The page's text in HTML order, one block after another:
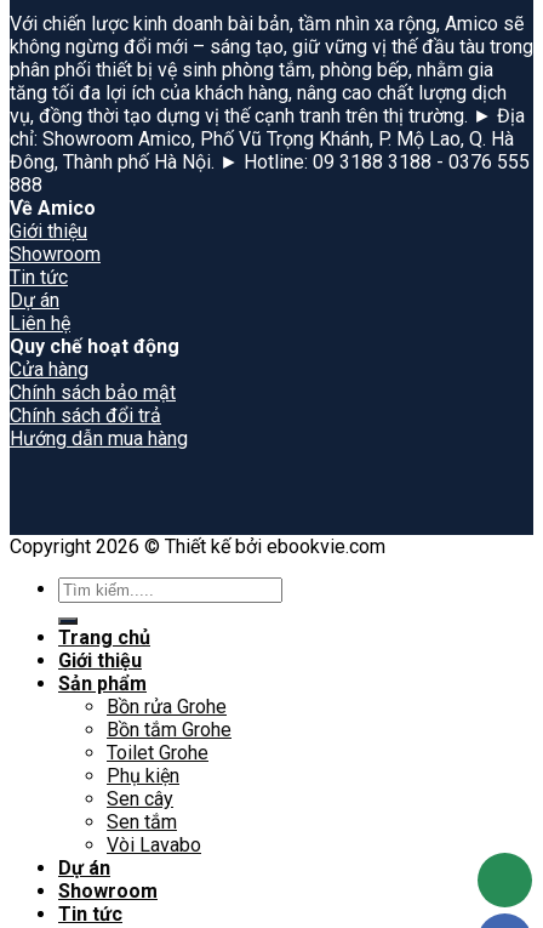
Với chiến lược kinh doanh bài bản, tầm nhìn xa rộng, Amico sẽ
không ngừng đổi mới – sáng tạo, giữ vững vị thế đầu tàu trong
phân phối thiết bị vệ sinh phòng tắm, phòng bếp, nhằm gia
tăng tối đa lợi ích của khách hàng, nâng cao chất lượng dịch
vụ, đồng thời tạo dựng vị thế cạnh tranh trên thị trường. ► Địa
chỉ: Showroom Amico, Phố Vũ Trọng Khánh, P. Mộ Lao, Q. Hà
Đông, Thành phố Hà Nội. ► Hotline: 09 3188 3188 - 0376 555
888
Về Amico
Giới thiệu
Showroom
Tin tức
Dự án
Liên hệ
Quy chế hoạt động
Cửa hàng
Chính sách bảo mật
Chính sách đổi trả
Hướng dẫn mua hàng
Copyright 2026 © Thiết kế bởi ebookvie.com
Search
for:
Trang chủ
Giới thiệu
Sản phẩm
Bồn rửa Grohe
Bồn tắm Grohe
Toilet Grohe
Phụ kiện
Sen cây
Sen tắm
Vòi Lavabo
Dự án
Showroom
Tin tức